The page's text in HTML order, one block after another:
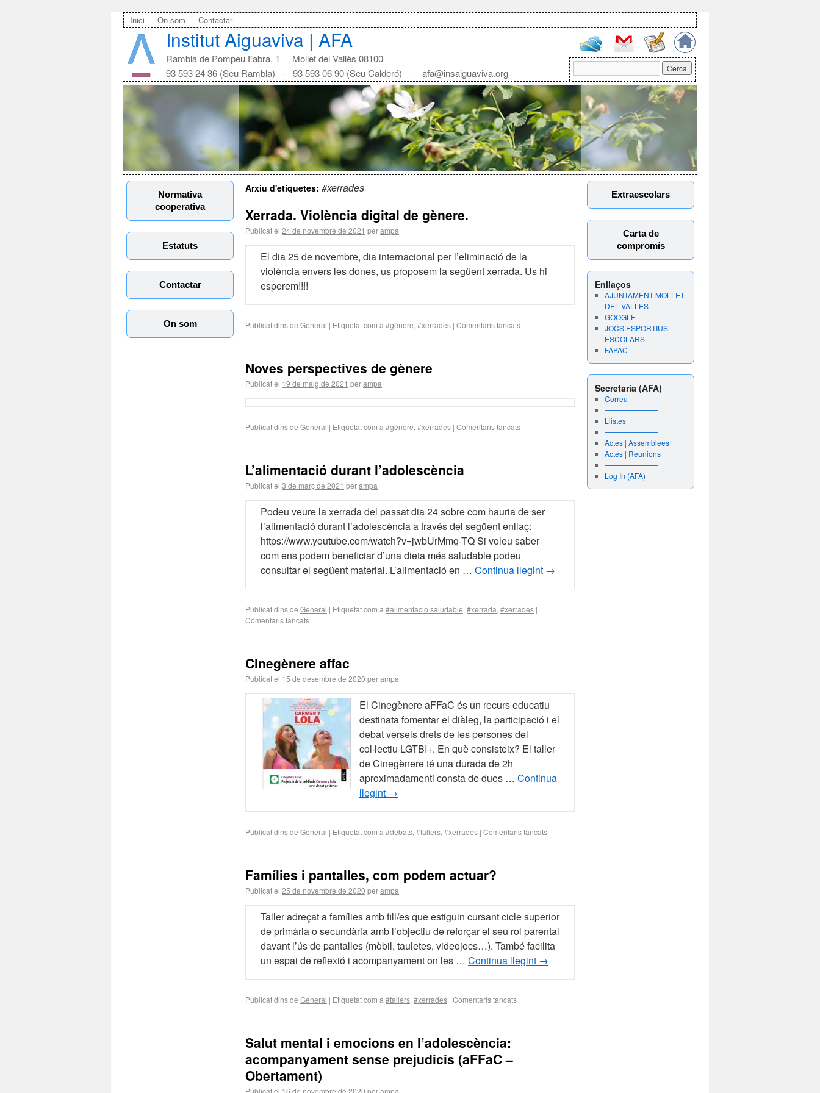
Inici On som Contactar
Institut Aiguaviva | AFA
Rambla de Pompeu Fabra, 1 Mollet del Vallès 08100
93 593 24 36 (Seu Rambla) - 93 593 06 90 (Seu Calderó) - afa@insaiguaviva.org
Normativa
cooperativa
Estatuts
Contactar
On som
Extraescolars
Carta de
compromís
Enllaços
AJUNTAMENT MOLLET
DEL VALLES
GOOGLE
JOCS ESPORTIUS
ESCOLARS
FAPAC
Secretaria (AFA)
Correu
———————-
Llistes
———————-
Actes | Assemblees
Actes | Reunions
———————-
Log In (AFA)
Arxiu d'etiquetes: #xerrades
Xerrada. Violència digital de gènere.
Publicat el 24 de novembre de 2021 perampa
El dia 25 de novembre, dia internacional per l’eliminació de la
violència envers les dones, us proposem la següent xerrada. Us hi
esperem!!!!
Publicat dins de General | Etiquetat com a #gènere, #xerrades | Comentaris tancats
Noves perspectives de gènere
Publicat el 19 de maig de 2021 perampa
Publicat dins de General | Etiquetat com a #gènere, #xerrades | Comentaris tancats
L’alimentació durant l’adolescència
Publicat el 3 de març de 2021 perampa
Podeu veure la xerrada del passat dia 24 sobre com hauria de ser
l’alimentació durant l’adolescència a través del següent enllaç:
https://www.youtube.com/watch?v=jwbUrMmq-TQ Si voleu saber
com ens podem beneficiar d’una dieta més saludable podeu
consultar el següent material. L’alimentació en … Continua llegint →
Publicat dins de General | Etiquetat com a #alimentació saludable, #xerrada, #xerrades |
Comentaris tancats
Cinegènere affac
Publicat el 15 de desembre de 2020 perampa
El Cinegènere aFFaC és un recurs educatiu
destinata fomentar el diàleg, la participació i el
debat versels drets de les persones del
col·lectiu LGTBI+. En què consisteix? El taller
de Cinegènere té una durada de 2h
aproximadamenti consta de dues … Continua
llegint →
Publicat dins de General | Etiquetat com a #debats, #tallers, #xerrades | Comentaris tancats
Famílies i pantalles, com podem actuar?
Publicat el 25 de novembre de 2020 perampa
Taller adreçat a famílies amb fill/es que estiguin cursant cicle superior
de primària o secundària amb l’objectiu de reforçar el seu rol parental
davant l’ús de pantalles (mòbil, tauletes, videojocs…). També facilita
un espai de reflexió i acompanyament on les … Continua llegint →
Publicat dins de General | Etiquetat com a #tallers, #xerrades | Comentaris tancats
Salut mental i emocions en l’adolescència:
acompanyament sense prejudicis (aFFaC –
Obertament)
Publicat el 16 de novembre de 2020 perampa